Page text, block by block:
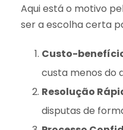
Aqui está o motivo
ser a escolha certa
Custo-
custa menos do
Resolução
disputas de